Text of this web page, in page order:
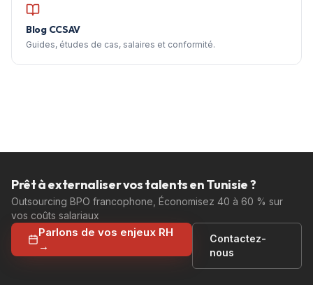
Blog CCSAV
Guides, études de cas, salaires et conformité.
Prêt à externaliser vos talents en Tunisie ?
Outsourcing BPO francophone, Économisez 40 à 60 % sur
vos coûts salariaux
Parlons de vos enjeux RH
→
Contactez-
nous